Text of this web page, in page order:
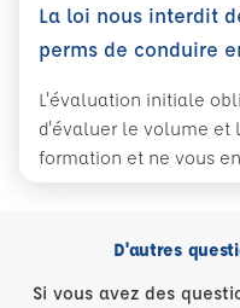
La loi nous interdit
perms de conduire
L'évaluation initiale
d'évaluer le volume et
formation et ne vous
D'autres
Si vous avez des